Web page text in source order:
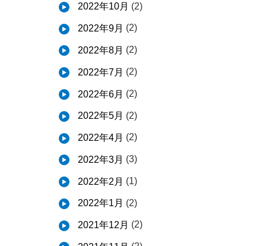
2022年10月 (2)
2022年9月 (2)
2022年8月 (2)
2022年7月 (2)
2022年6月 (2)
2022年5月 (2)
2022年4月 (2)
2022年3月 (3)
2022年2月 (1)
2022年1月 (2)
2021年12月 (2)